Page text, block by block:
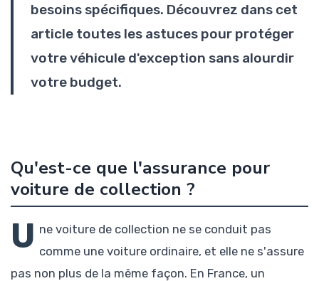
besoins spécifiques. Découvrez dans cet
article toutes les astuces pour protéger
votre véhicule d'exception sans alourdir
votre budget.
Qu'est-ce que l'assurance pour
voiture de collection ?
U ne voiture de collection ne se conduit pas
comme une voiture ordinaire, et elle ne s'assure
pas non plus de la même façon. En France, un